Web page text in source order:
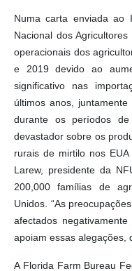
Numa carta enviada ao
Nacional dos
operacionais dos
e 2019 devido ao
significativo nas
últimos anos,
durante os períodos
devastador sobre os
rurais de mirtilo nos
Larew, presidente da
200,000 famílias de
Unidos. “As
afectados
apoiam essas alegações,
A Florida Farm Bureau